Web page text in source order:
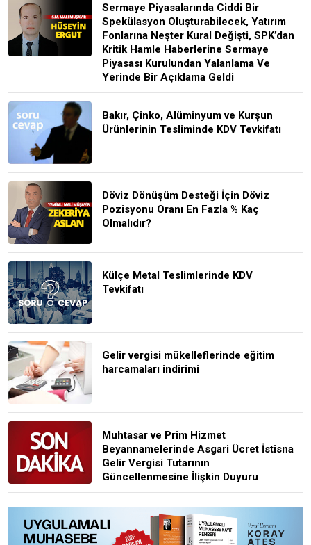
Sermaye Piyasalarında Ciddi Bir
Spekülasyon Oluşturabilecek, Yatırım
Fonlarına Neşter Kural Değişti, SPK’dan
Kritik Hamle Haberlerine Sermaye
Piyasası Kurulundan Yalanlama Ve
Yerinde Bir Açıklama Geldi
Bakır, Çinko, Alüminyum ve Kurşun
Ürünlerinin Tesliminde KDV Tevkifatı
Döviz Dönüşüm Desteği İçin Döviz
Pozisyonu Oranı En Fazla % Kaç
Olmalıdır?
Külçe Metal Teslimlerinde KDV
Tevkifatı
Gelir vergisi mükelleflerinde eğitim
harcamaları indirimi
Muhtasar ve Prim Hizmet
Beyannamelerinde Asgari Ücret İstisna
Gelir Vergisi Tutarının
Güncellenmesine İlişkin Duyuru